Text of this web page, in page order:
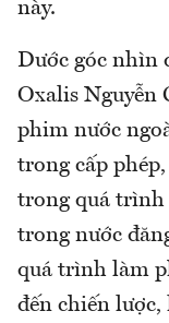
này.
Dước góc nhìn
Oxalis Nguyễn
phim nước
trong cấp
trong quá trình
trong nước
quá trình làm
đến chiến